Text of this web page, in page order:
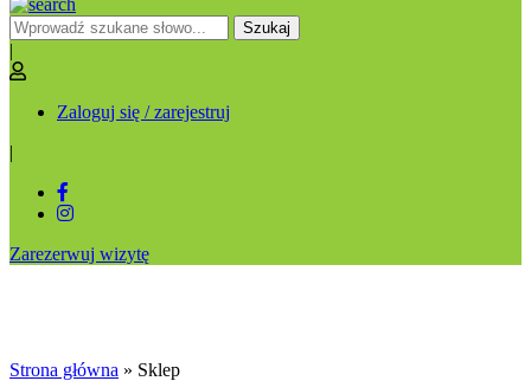
Szukaj
|
Zaloguj się / zarejestruj
|
Zarezerwuj wizytę
Strona główna » Sklep